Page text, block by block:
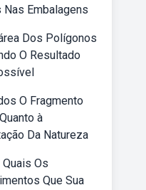
Embalagens
Dos Polígonos
O Resultado
O Fragmento
à
Da Natureza
Os
Que Sua